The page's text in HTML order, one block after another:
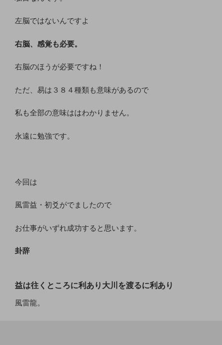
左脳ではないんですよ
右脳、感覚も必要。
右脳のほうが必要ですね！
ただ、易は３８４種類も意味があるので
私も全部の意味ははわかりません。
永遠に勉強です。
今回は
風雷益・初爻がでましたので
お仕事がいずれ成功すると思います。
卦辞
益は往くところに利あり大川を渡るに利あり
風雷龍。